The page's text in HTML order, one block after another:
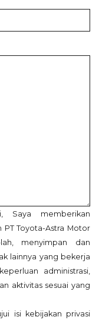
Saya memberikan
PT Toyota-Astra Motor
menyimpan dan
lainnya yang bekerja
administrasi,
aktivitas sesuai yang
isi kebijakan privasi